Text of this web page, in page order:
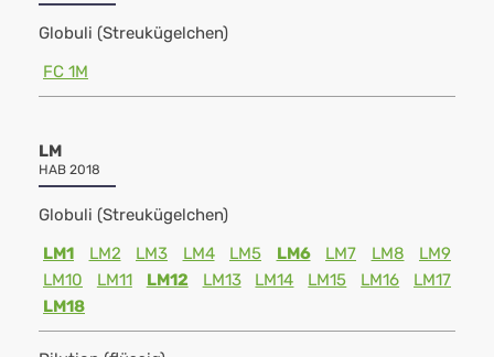
Globuli (Streukügelchen)
FC 1M
LM
HAB 2018
Globuli (Streukügelchen)
LM1
LM2 LM3 LM4 LM5 LM6 LM7 LM8
LM9
LM10
LM11 LM12 LM13 LM14 LM15 LM16
LM17
LM18